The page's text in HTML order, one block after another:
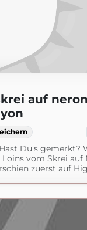
auf
Du's gemerkt?
Loins vom Skrei auf
zuerst auf